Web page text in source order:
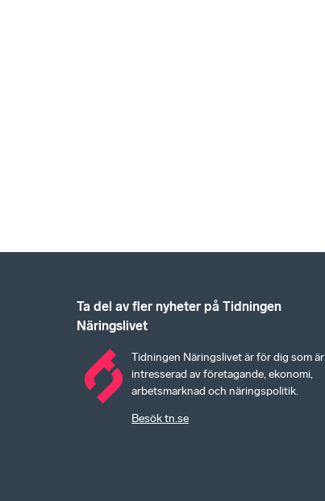
Ta del av fler nyheter på Tidningen
Näringslivet
Tidningen Näringslivet är för dig som är
intresserad av företagande, ekonomi,
arbetsmarknad och näringspolitik.
Besök tn.se